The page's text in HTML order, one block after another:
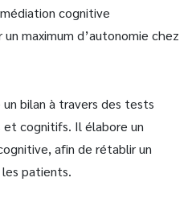
cognitive
maximum d’autonomie chez
bilan à travers des tests
et cognitifs. Il élabore un
afin de rétablir un
les patients.